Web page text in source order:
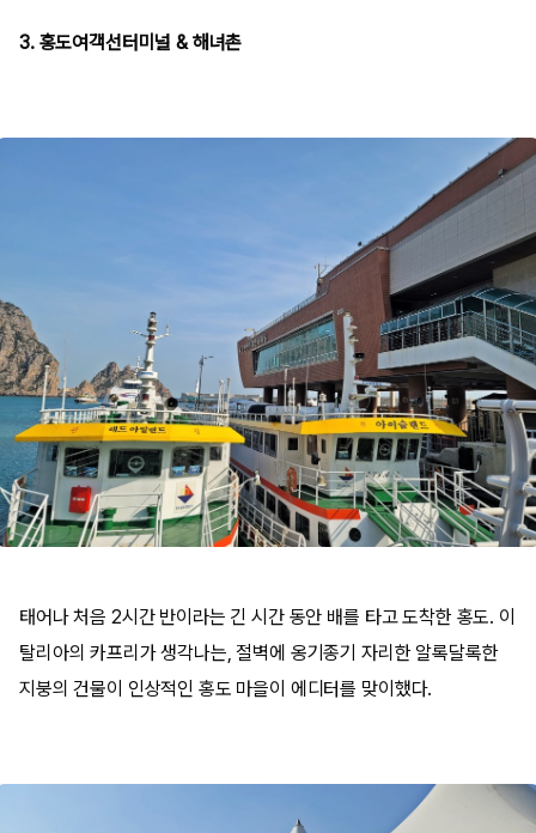
3. 홍도여객선터미널 & 해녀촌
태어나 처음 2시간 반이라는 긴 시간 동안 배를 타고 도착한 홍도. 이
탈리아의 카프리가 생각나는, 절벽에 옹기종기 자리한 알록달록한
지붕의 건물이 인상적인 홍도 마을이 에디터를 맞이했다.